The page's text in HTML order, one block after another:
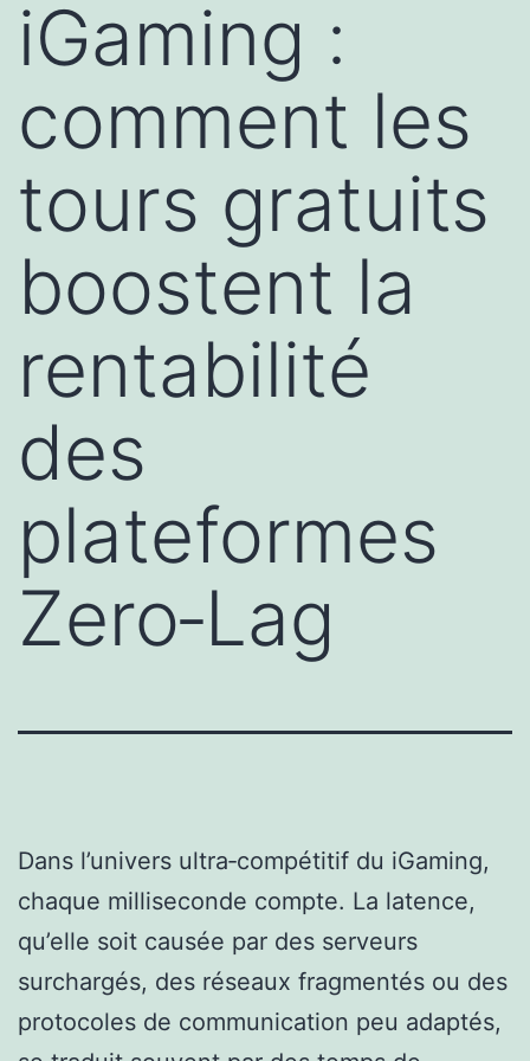
iGaming :
comment les
tours gratuits
boostent la
rentabilité
des
plateformes
Zero‑Lag
Dans l’univers ultra‑compétitif du iGaming,
chaque milliseconde compte. La latence,
qu’elle soit causée par des serveurs
surchargés, des réseaux fragmentés ou des
protocoles de communication peu adaptés,